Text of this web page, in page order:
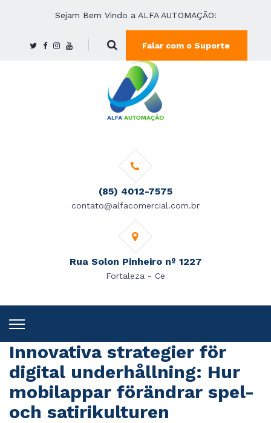
Sejam Bem Vindo a ALFA AUTOMAÇÃO!
Falar com o Suporte
(85) 4012-7575
contato@alfacomercial.com.br
Rua Solon Pinheiro nº 1227
Fortaleza - Ce
Innovativa strategier för
digital underhållning: Hur
mobilappar förändrar spel-
och satirikulturen